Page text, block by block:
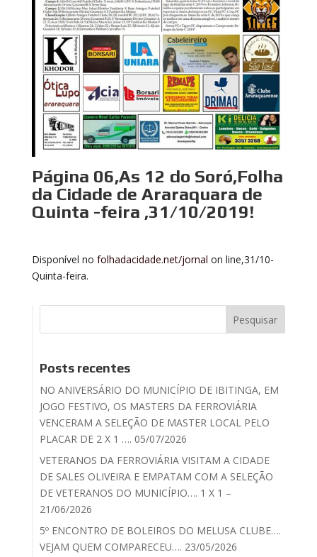
Página 06,As 12 do Soró,Folha
da Cidade de Araraquara de
Quinta -feira ,31/10/2019!
Disponível no folhadacidade.net/jornal on line,31/10-
Quinta-feira.
Posts recentes
NO ANIVERSÁRIO DO MUNICÍPIO DE IBITINGA, EM
JOGO FESTIVO, OS MASTERS DA FERROVIÁRIA
VENCERAM A SELEÇÃO DE MASTER LOCAL PELO
PLACAR DE 2 X 1 …. 05/07/2026
VETERANOS DA FERROVIÁRIA VISITAM A CIDADE
DE SALES OLIVEIRA E EMPATAM COM A SELEÇÃO
DE VETERANOS DO MUNICÍPIO…. 1 X 1 –
21/06/2026
5º ENCONTRO DE BOLEIROS DO MELUSA CLUBE….
VEJAM QUEM COMPARECEU…. 23/05/2026